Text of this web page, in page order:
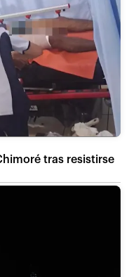
tras resistirse